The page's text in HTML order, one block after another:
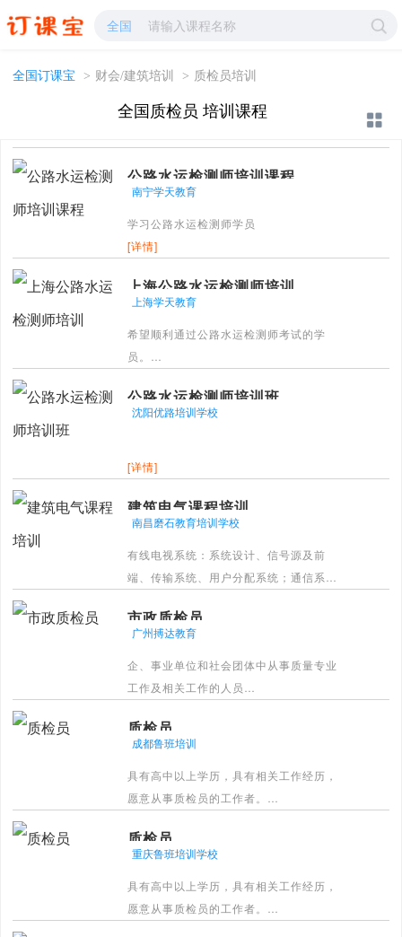
质检员培训-质检员学校哪家好?-订课宝
全国
全国订课宝 > 财会/建筑培训 > 质检员培训
全国质检员 培训课程
公路水运检测师培训课程
南宁学天教育
学习公路水运检测师学员
[详情]
上海公路水运检测师培训
上海学天教育
希望顺利通过公路水运检测师考试的学
员。
公路水运检测师培训班
沈阳优路培训学校
[详情]
建筑电气课程培训
南昌磨石教育培训学校
有线电视系统：系统设计、信号源及前
端、传输系统、用户分配系统；通信系
统。
[详情]
市政质检员
广州搏达教育
企、事业单位和社会团体中从事质量专业
工作及相关工作的人员
质检员
成都鲁班培训
具有高中以上学历，具有相关工作经历，
愿意从事质检员的工作者。
质检员
重庆鲁班培训学校
具有高中以上学历，具有相关工作经历，
愿意从事质检员的工作者。